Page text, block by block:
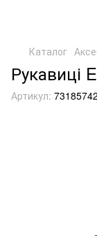
Каталог
Рукавиці
Артикул: